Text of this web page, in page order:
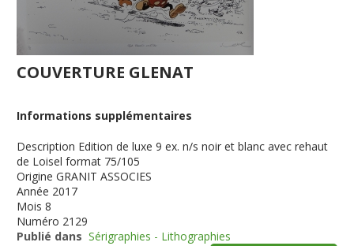
COUVERTURE GLENAT
Informations supplémentaires
Description Edition de luxe 9 ex. n/s noir et blanc avec rehaut
de Loisel format 75/105
Origine GRANIT ASSOCIES
Année 2017
Mois 8
Numéro 2129
Publié dans Sérigraphies - Lithographies